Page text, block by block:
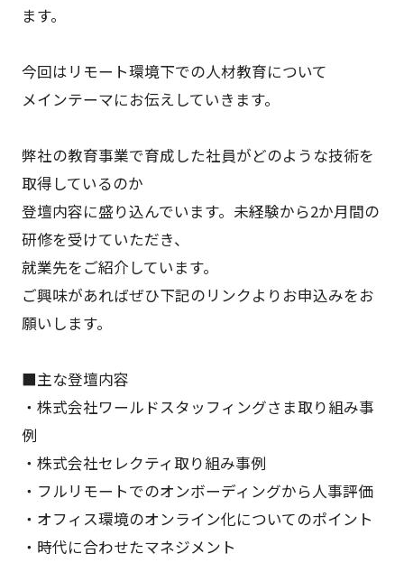
ます。
今回はリモート環境下での人材教育について
メインテーマにお伝えしていきます。
弊社の教育事業で育成した社員がどのような技術を
取得しているのか
登壇内容に盛り込んでいます。未経験から2か月間の
研修を受けていただき、
就業先をご紹介しています。
ご興味があればぜひ下記のリンクよりお申込みをお
願いします。
■主な登壇内容
・株式会社ワールドスタッフィングさま取り組み事
例
・株式会社セレクティ取り組み事例
・フルリモートでのオンボーディングから人事評価
・オフィス環境のオンライン化についてのポイント
・時代に合わせたマネジメント